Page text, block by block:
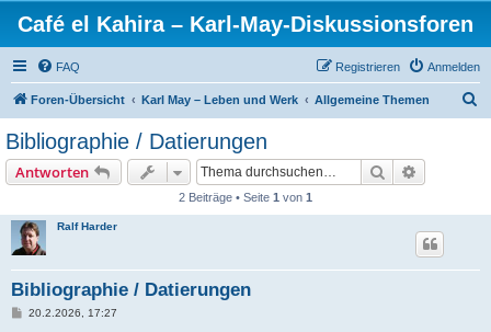
Café el Kahira – Karl-May-Diskussionsforen
FAQ Anmelden
Registrieren
Foren-Übersicht Karl May – Leben und Werk Allgemeine Themen
Bibliographie / Datierungen
Antworten Suche
2 Beiträge • Seite 1 von 1
Ralf Harder
Bibliographie / Datierungen
B20.2.2026, 17:27